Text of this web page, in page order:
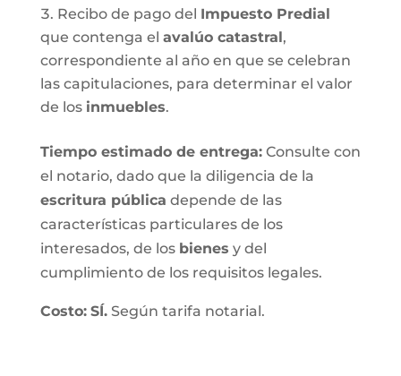
Recibo de pago del Impuesto Predial
que contenga el avalúo catastral,
correspondiente al año en que se celebran
las capitulaciones, para determinar el valor
de los inmuebles.
Tiempo estimado de entrega:Consulte con
el notario, dado que la diligencia de la
escritura pública depende de las
características particulares de los
interesados, de los bienes y del
cumplimiento de los requisitos legales.
Costo: SÍ.Según tarifa notarial.